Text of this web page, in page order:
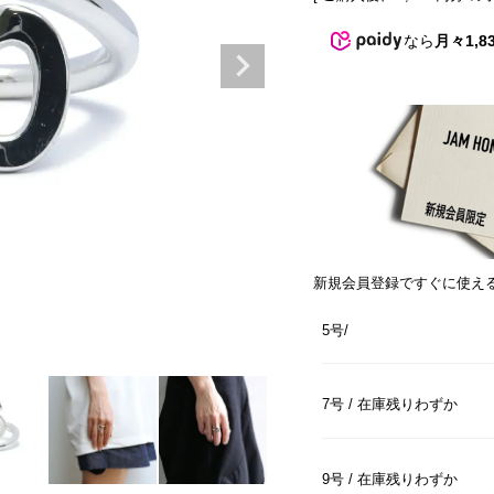
なら 月々
新規会員登録ですぐに使え
5号
7号 在庫残りわずか
9号 在庫残りわずか